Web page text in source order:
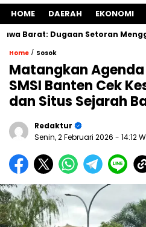
HOME DAERAH EKONOMI
Dugaan Setoran
Home / Sosok
Matangkan Agenda
SMSI Banten Cek
dan Situs Sejarah
Redaktur
Senin, 2 Februari 2026 - 14:12